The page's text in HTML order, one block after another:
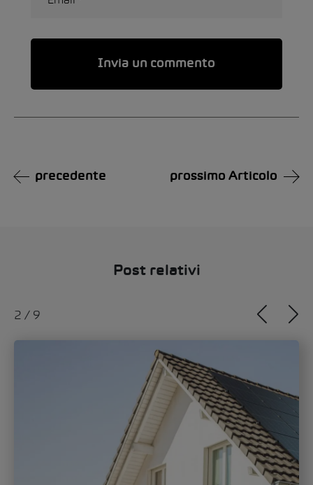
precedente prossimo Articolo
Post relativi
3 / 9